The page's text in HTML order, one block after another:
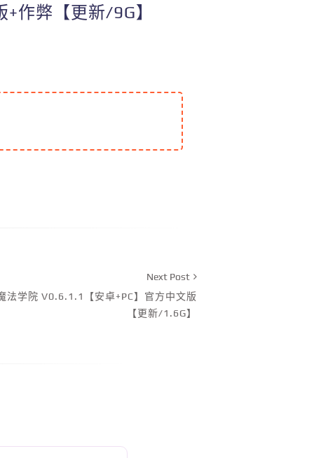
作弊【更新/9G】
Next Post
法学院 V0.6.1.1【安卓+PC】官方中文版
【更新/1.6G】